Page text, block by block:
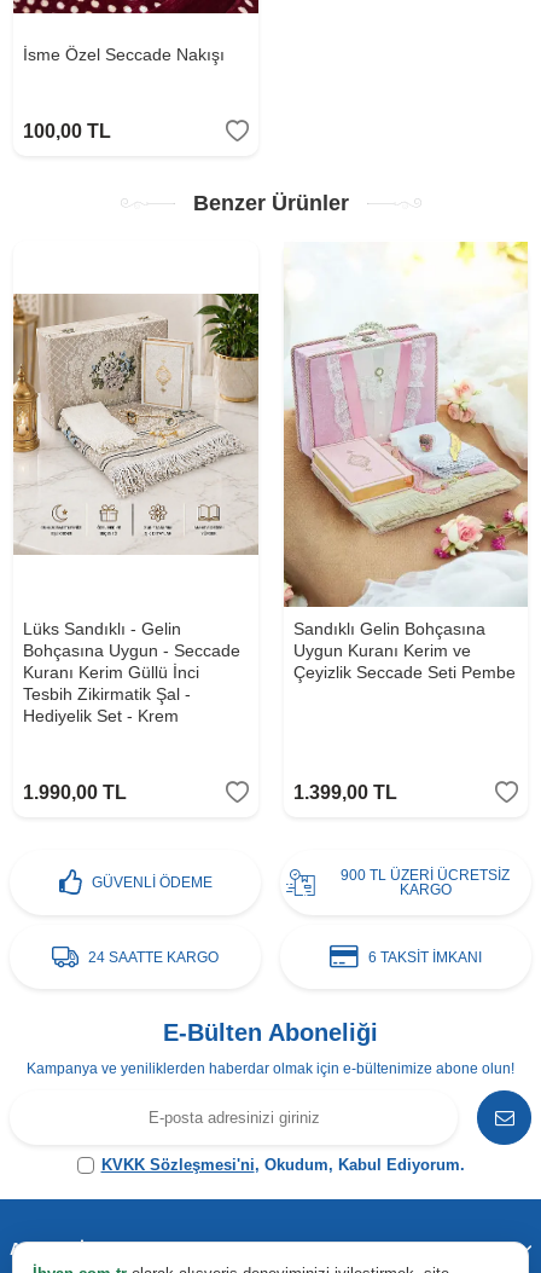
İsme Özel Seccade Nakışı
100,00 TL
Benzer Ürünler
Lüks Sandıklı - Gelin
Bohçasına Uygun - Seccade
Kuranı Kerim Güllü İnci
Tesbih Zikirmatik Şal -
Hediyelik Set - Krem
1.990,00 TL
Sandıklı Gelin Bohçasına
Uygun Kuranı Kerim ve
Çeyizlik Seccade Seti Pembe
1.399,00TL
GÜVENLİ ÖDEME
900 TL ÜZERİ ÜCRETSİZ
KARGO
24 SAATTE KARGO 6 TAKSİT İMKANI
E-Bülten Aboneliği
Kampanya ve yeniliklerden haberdar olmak için e-bültenimize abone olun!
KVKK Sözleşmesi'ni, Okudum, Kabul Ediyorum.
Adres & İletişim